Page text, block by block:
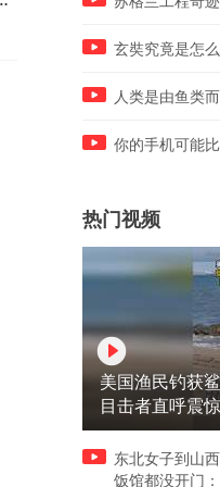
玄奘究竟是怎
人类是由鱼类
你的手机可能
热门视频
美国渔民钓获
目击者直呼震
息）
东北女子到山
饭馆都没开门